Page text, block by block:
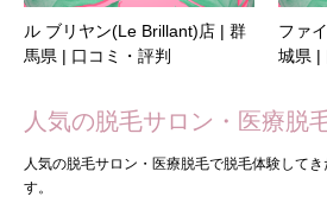
ル ブリヤン(Le Brillant)店 | 群
馬県 | 口コミ・評判
ファ
城県 |
人気の脱毛サロン・医療脱
人気の脱毛サロン・医療脱毛で脱毛体験して
す。